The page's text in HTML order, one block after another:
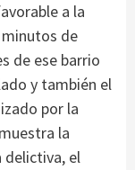
a la
de
de ese barrio
y también el
por la
la
delictiva, el